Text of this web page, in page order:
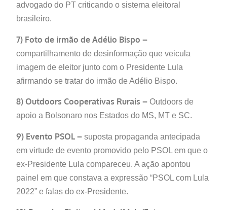
advogado do PT criticando o sistema eleitoral
brasileiro.
7) Foto de irmão de Adélio Bispo –
compartilhamento de desinformação que veicula
imagem de eleitor junto com o Presidente Lula
afirmando se tratar do irmão de Adélio Bispo.
8) Outdoors Cooperativas Rurais – Outdoors de
apoio a Bolsonaro nos Estados do MS, MT e SC.
9) Evento PSOL – suposta propaganda antecipada
em virtude de evento promovido pelo PSOL em que o
ex-Presidente Lula compareceu. A ação apontou
painel em que constava a expressão “PSOL com Lula
2022” e falas do ex-Presidente.